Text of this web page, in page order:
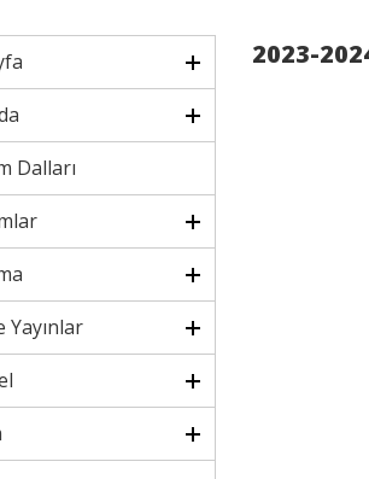
Dalları
Yayınlar
2023-